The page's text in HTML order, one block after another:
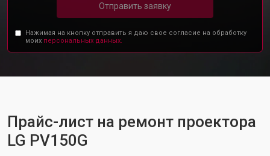
Отправить заявку
Нажимая на кнопку отправить я даю свое согласие на обработку
моих персональных данных.
Прайс-лист на ремонт проектора
LG PV150G